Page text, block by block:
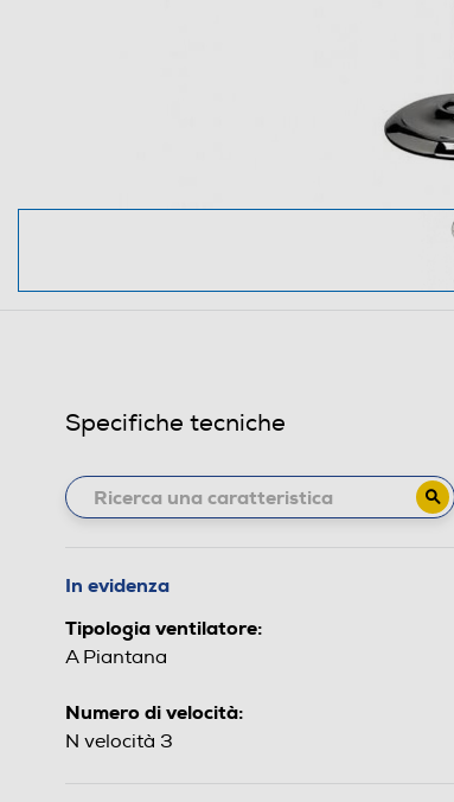
Specifiche tecniche
In evidenza
Tipologia ventilatore:
A Piantana
Numero di velocità:
N velocità 3